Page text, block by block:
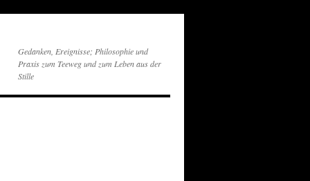
Gedanken, Ereignisse; Philosophie und
Praxis zum Teeweg und zum Leben aus der
Stille